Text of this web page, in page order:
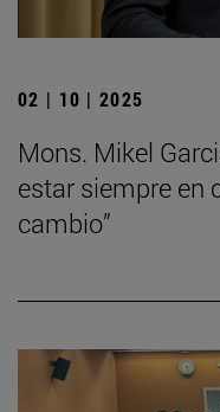
02 | 10 | 2025
Mons. Mikel
estar siempre en
cambio”